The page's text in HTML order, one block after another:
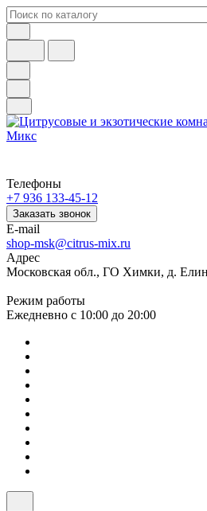
Телефоны
+7 936 133-45-12
Заказать звонок
E-mail
shop-msk@citrus-mix.ru
Адрес
Московская обл., ГО Химки, д.
Режим работы
Ежедневно с 10:00 до 20:00